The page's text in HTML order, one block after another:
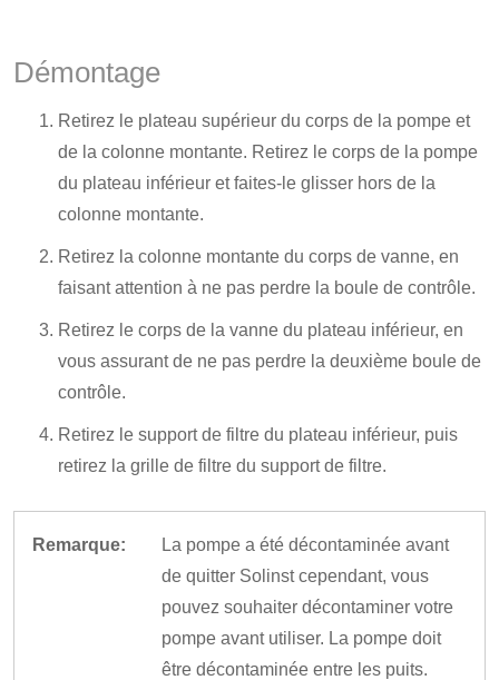
Démontage
Retirez le plateau supérieur du corps de la pompe et
de la colonne montante. Retirez le corps de la pompe
du plateau inférieur et faites-le glisser hors de la
colonne montante.
Retirez la colonne montante du corps de vanne, en
faisant attention à ne pas perdre la boule de contrôle.
Retirez le corps de la vanne du plateau inférieur, en
vous assurant de ne pas perdre la deuxième boule de
contrôle.
Retirez le support de filtre du plateau inférieur, puis
retirez la grille de filtre du support de filtre.
Remarque:
La pompe a été décontaminée avant
de quitter Solinst cependant, vous
pouvez souhaiter décontaminer votre
pompe avant utiliser. La pompe doit
être décontaminée entre les puits.